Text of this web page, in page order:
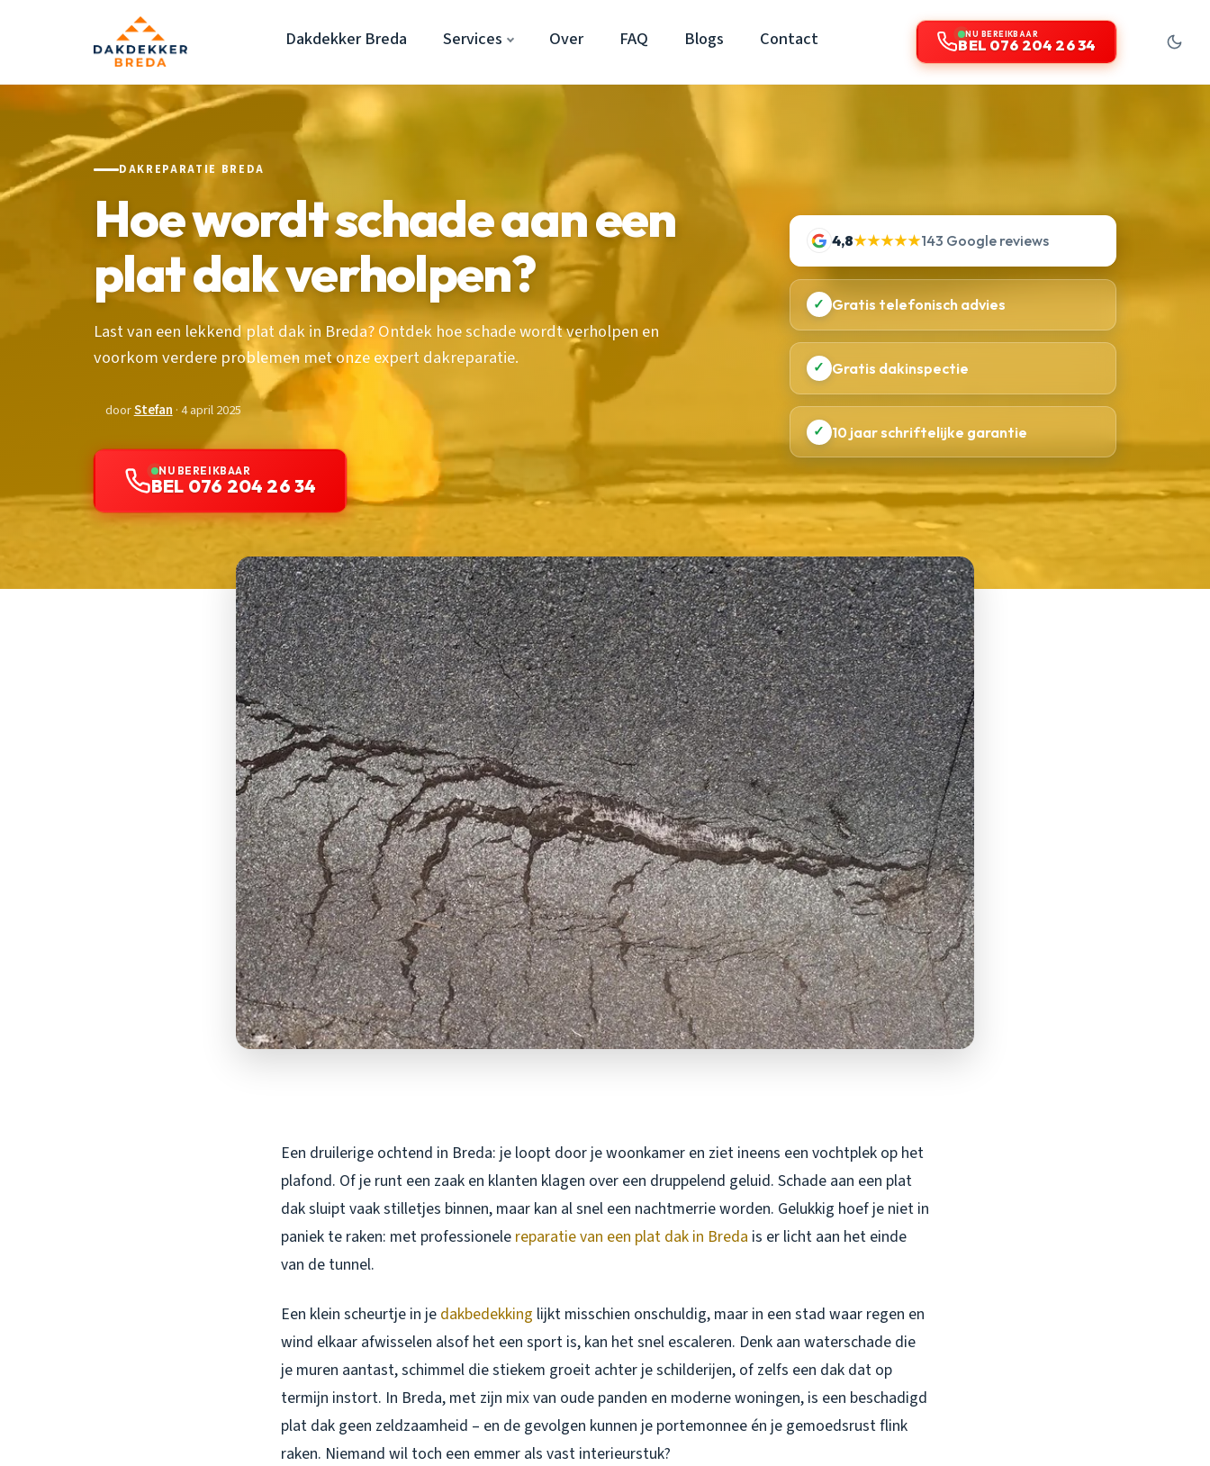
Dakdekker Breda Services Over FAQ Blogs Contact NU BEREIKBAAR
BEL 076 204 26 34
DAKREPARATIE BREDA
Hoe wordt schade aan een
plat dak verholpen?
Last van een lekkend plat dak in Breda? Ontdek hoe schade wordt verholpen en
voorkom verdere problemen met onze expert dakreparatie.
doorStefan · 4 april 2025
NU BEREIKBAAR
BEL 076 204 26 34
4,8★★★★★143 Google reviews
✓ Gratis telefonisch advies
✓ Gratis dakinspectie
✓ 10 jaar schriftelijke garantie
Een druilerige ochtend in Breda: je loopt door je woonkamer en ziet ineens een vochtplek op het
plafond. Of je runt een zaak en klanten klagen over een druppelend geluid. Schade aan een plat
dak sluipt vaak stilletjes binnen, maar kan al snel een nachtmerrie worden. Gelukkig hoef je niet in
paniek te raken: met professionele reparatie van een plat dak in Breda is er licht aan het einde
van de tunnel.
Een klein scheurtje in je dakbedekking lijkt misschien onschuldig, maar in een stad waar regen en
wind elkaar afwisselen alsof het een sport is, kan het snel escaleren. Denk aan waterschade die
je muren aantast, schimmel die stiekem groeit achter je schilderijen, of zelfs een dak dat op
termijn instort. In Breda, met zijn mix van oude panden en moderne woningen, is een beschadigd
plat dak geen zeldzaamheid – en de gevolgen kunnen je portemonnee én je gemoedsrust flink
raken. Niemand wil toch een emmer als vast interieurstuk?